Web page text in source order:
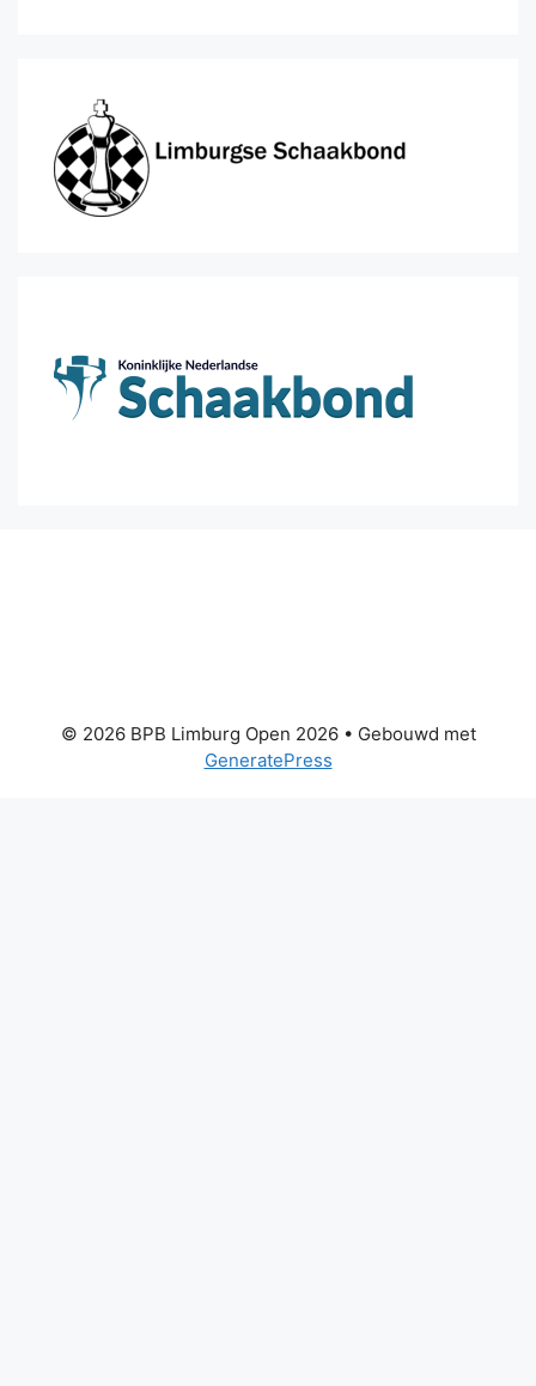
© 2026 BPB Limburg Open 2026• Gebouwd met
GeneratePress